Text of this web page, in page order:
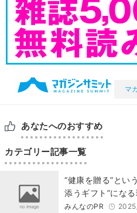
マ
あなたへのおすすめ
カテゴリー記事一覧
“健康を贈る”とい
添うギフト”になる
みんなのPR